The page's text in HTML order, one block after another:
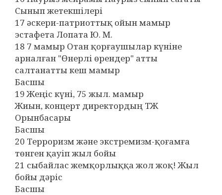
Сынып жетекшілері
17 әскери-патриоттық ойын мамыр
эстафета Лопата Ю. М.
18 7 мамыр Отан қорғаушылар күніне
арналған "Өнерлі өрендер" атты
салтанатты кеш мамыр
Басшы
19 Жеңіс күні, 75 жыл. мамыр
Жиын, концерт директордың ТЖ
Орынбасары
Басшы
20 Терроризм және экстремизм-қоғамға
төнген қауіп жыл бойы
21 сыбайлас жемқорлыққа жол жоқ! Жыл
бойы дәріс
Басшы